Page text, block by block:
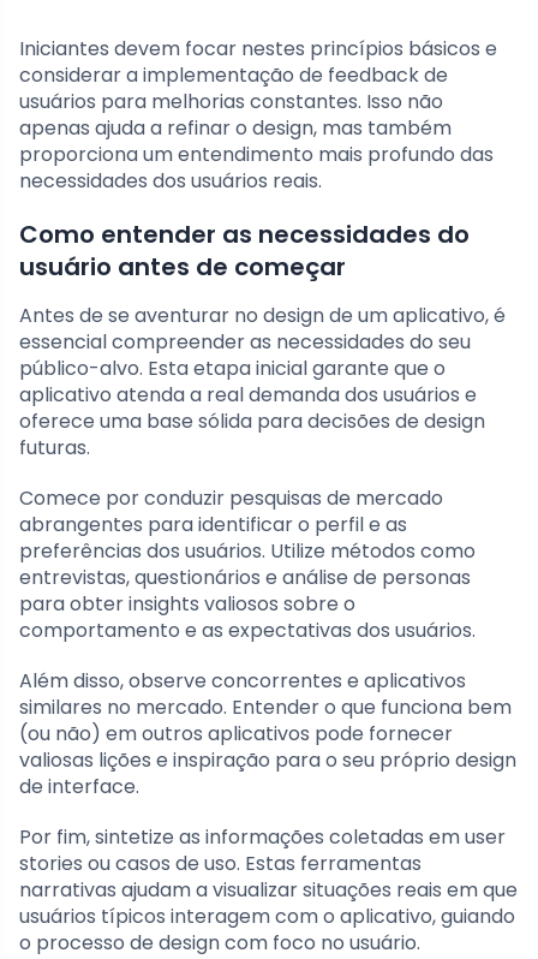
Iniciantes devem focar nestes princípios básicos e
considerar a implementação de feedback de
usuários para melhorias constantes. Isso não
apenas ajuda a refinar o design, mas também
proporciona um entendimento mais profundo das
necessidades dos usuários reais.
Como entender as necessidades do
usuário antes de começar
Antes de se aventurar no design de um aplicativo, é
essencial compreender as necessidades do seu
público-alvo. Esta etapa inicial garante que o
aplicativo atenda a real demanda dos usuários e
oferece uma base sólida para decisões de design
futuras.
Comece por conduzir pesquisas de mercado
abrangentes para identificar o perfil e as
preferências dos usuários. Utilize métodos como
entrevistas, questionários e análise de personas
para obter insights valiosos sobre o
comportamento e as expectativas dos usuários.
Além disso, observe concorrentes e aplicativos
similares no mercado. Entender o que funciona bem
(ou não) em outros aplicativos pode fornecer
valiosas lições e inspiração para o seu próprio design
de interface.
Por fim, sintetize as informações coletadas em user
stories ou casos de uso. Estas ferramentas
narrativas ajudam a visualizar situações reais em que
usuários típicos interagem com o aplicativo, guiando
o processo de design com foco no usuário.